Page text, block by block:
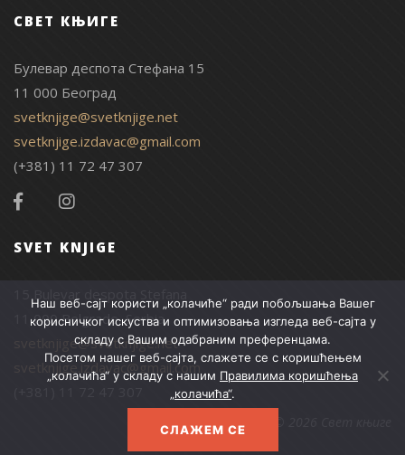
СВЕТ КЊИГЕ
Булевар деспота Стефана 15
11 000 Београд
svetknjige@svetknjige.net
svetknjige.izdavac@gmail.com
(+381) 11 72 47 307
SVET KNJIGE
11 000 Belgrade, Serbia
svetknjige@svetknjige.net
svetknjige.izdavac@gmail.com
Наш веб-сајт користи „колачиће“ ради побољшања Вашег
корисничког искуства и оптимизовања изгледа веб-сајта у
складу с Вашим одабраним преференцама.
Посетом нашег веб-сајта, слажете се с коришћењем
„колачића“ у складу с нашим Правилима коришћења
„колачића“.
СЛАЖЕМ СЕ